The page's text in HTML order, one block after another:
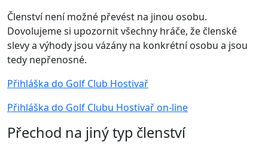
Členství není možné převést na jinou osobu.
Dovolujeme si upozornit všechny hráče, že členské
slevy a výhody jsou vázány na konkrétní osobu a jsou
tedy nepřenosné.
Přihláška do Golf Club Hostivař
Přihláška do Golf Clubu Hostivař on-line
Přechod na jiný typ členství